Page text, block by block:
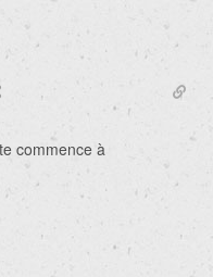
commence à